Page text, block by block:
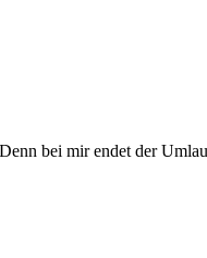
bei mir endet der